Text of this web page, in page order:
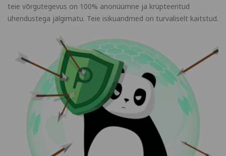
teie võrgutegevus on 100% anonüümne ja krüpteeritud
ühendustega jälgimatu. Teie isikuandmed on turvaliselt kaitstud.